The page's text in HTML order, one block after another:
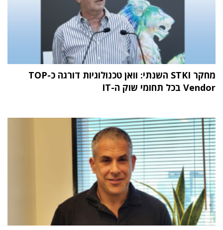
מחקר STKI השנתי: וואן טכנולוגיות דורגה כ-TOP
Vendor בכל תחומי שוק ה-IT